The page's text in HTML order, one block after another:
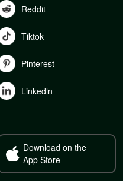
Reddit
Tiktok
Pinterest
Linkedln
Download on the
App Store